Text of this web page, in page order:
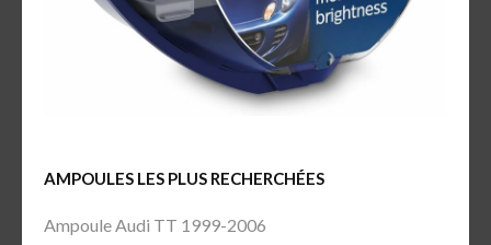
AMPOULES LES PLUS RECHERCHÉES
Ampoule Audi TT 1999-2006